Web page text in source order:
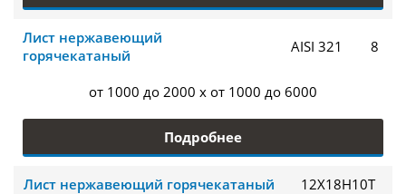
Лист нержавеющий
горячекатаный
AISI 321 8
от 1000 до 2000 x от 1000 до 6000
Подробнее
Лист нержавеющий горячекатаный
12Х18Н10Т